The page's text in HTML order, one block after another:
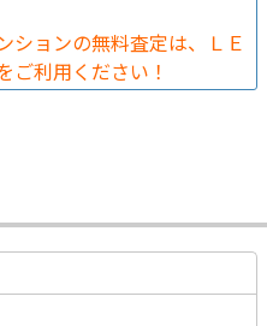
ションの無料査定は、ＬＥ
ご利用ください！